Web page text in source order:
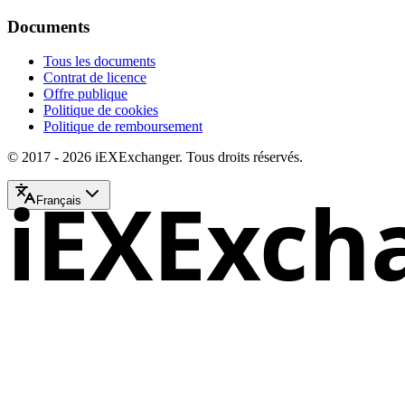
Documents
Tous les documents
Contrat de licence
Offre publique
Politique de cookies
Politique de remboursement
© 2017 - 2026 iEXExchanger. Tous droits réservés.
Français